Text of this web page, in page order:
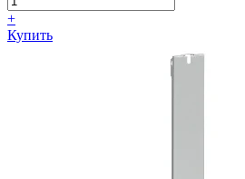
+
Купить